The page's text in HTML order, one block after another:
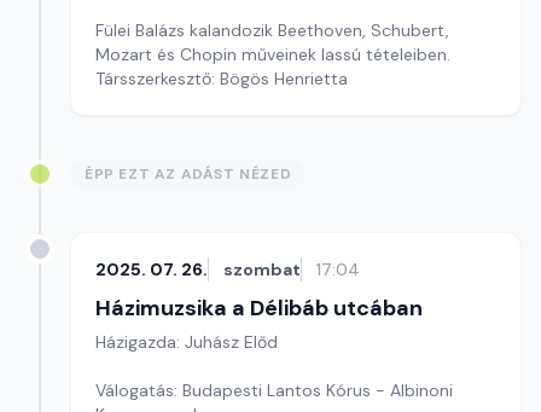
Fülei Balázs kalandozik Beethoven, Schubert,
Mozart és Chopin műveinek lassú tételeiben.
Társszerkesztő: Bögös Henrietta
ÉPP EZT AZ ADÁST NÉZED
2025. 07. 26. szombat 17:04
Házimuzsika a Délibáb utcában
Házigazda: Juhász Előd
Válogatás: Budapesti Lantos Kórus - Albinoni